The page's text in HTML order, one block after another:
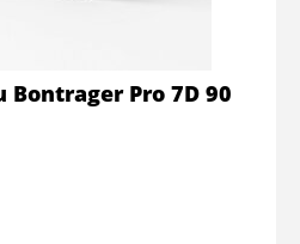
Bontrager Pro 7D 90